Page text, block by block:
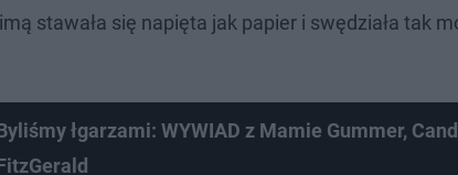
stawała się napięta jak papier i swędziała tak
łgarzami: WYWIAD z Mamie Gummer,